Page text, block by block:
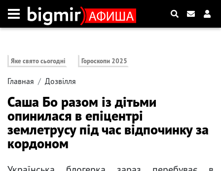
Яке свято сьогодні Гороскопи 2025
Главная Дозвілля
Саша Бо разом із дітьми
опинилася в епіцентрі
землетрусу під час відпочинку за
кордоном